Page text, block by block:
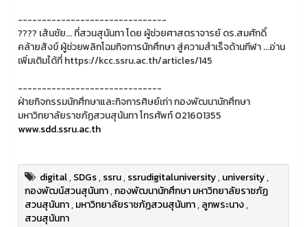
-------------------------------
???? เส้นชัย... ที่สวนสุนันทา โดย ผู้ช่วยศาสตราจารย์ ดร.สมศักดิ์
คล้ายสังข์ ผู้ช่วยพลิกโฉมกิจการนักศึกษา สู่ความสำเร็จด้านกีฬา ...อ่าน
เพิ่มเติมได้ที่ https://kcc.ssru.ac.th/articles/145
------------------------------
ฝ่ายกิจกรรมนักศึกษาและกิจการศิษย์เก่า กองพัฒนานักศึกษา
มหาวิทยาลัยราชภัฏสวนสุนันทา โทรศัพท์ 021601355
www.sdd.ssru.ac.th
digital,SDGs,ssru,ssrudigitaluniversity,university,
กองพัฒน์สวนสุนันทา,กองพัฒนานักศึกษา มหาวิทยาลัยราชภัฏ
สวนสุนันทา,มหาวิทยาลัยราชภัฏสวนสุนันทา,ลูกพระนาง,
สวนสุนันทา